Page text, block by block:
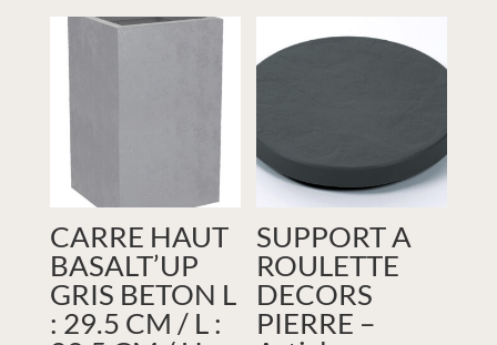
CARRE HAUT
BASALT’UP
GRIS BETON L
: 29.5 CM / L :
SUPPORT A
ROULETTE
DECORS
PIERRE –